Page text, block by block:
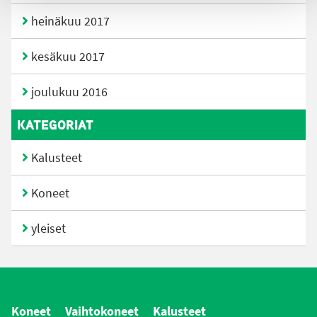
heinäkuu 2017
kesäkuu 2017
joulukuu 2016
KATEGORIAT
Kalusteet
Koneet
yleiset
Koneet Vaihtokoneet Kalusteet